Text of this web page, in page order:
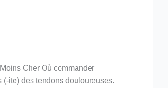
Cher Où commander
ite) des tendons douloureuses.